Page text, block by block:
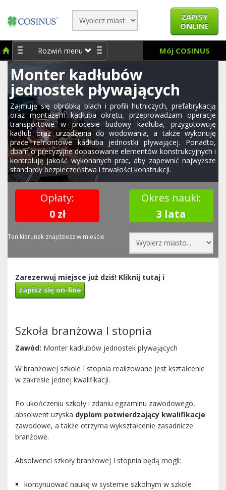
ZAPISY
ONLINE
Rozwiń menu Mój COSINUS
Monter kadłubów
jednostek pływających
Zajmuję się obróbką blach i profili hutniczych, prefabrykacją
oraz montażem kadłuba okrętu, przeprowadzam operacje
transportowe w procesie budowy kadłuba, przygotowuję
kadłub oraz urządzenia do wodowania, a także wykonuję
prace remontowe kadłuba jednostki pływającej. Ponadto,
dbam o precyzyjne dopasowanie elementów konstrukcyjnych i
kontroluję jakość wykonanych prac, aby zapewnić najwyższe
standardy bezpieczeństwa i trwałości konstrukcji.
Opłaty:
0 zł
Okres nauki:
3 lata
Ten kierunek znajdziesz w mieście
Zarezerwuj miejsce już dziś! Kliknij tutaj i
zapisz się on-line
Szkoła branżowa I stopnia
Zawód: Monter kadłubów jednostek pływających
W branżowej szkole I stopnia realizowane jest kształcenie
w zakresie jednej kwalifikacji.
Po ukończeniu szkoły i zdaniu egzaminu zawodowego,
absolwent uzyska dyplom potwierdzający kwalifikacje
zawodowe, a także otrzyma wykształcenie zasadnicze
branżowe.
Absolwenci szkoły branżowej I stopnia będą mogli:
kontynuować naukę w systemie szkolnym w szkole